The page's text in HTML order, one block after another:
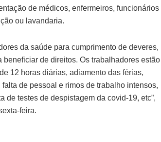
de médicos, enfermeiros, funcionários
ou lavandaria.
da saúde para cumprimento de deveres,
de direitos. Os trabalhadores estão
12 horas diárias, adiamento das férias,
de pessoal e rimos de trabalho intensos,
testes de despistagem da covid-19, etc”,
feira.